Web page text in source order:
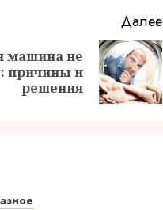
Далее
машина не
причины и
решения